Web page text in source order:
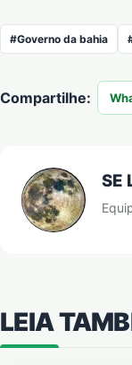
#Governo da bahia
Compartilhe:
SE
LEIA